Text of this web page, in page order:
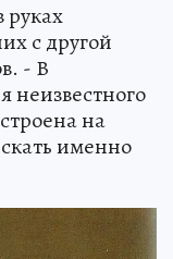
руках
с другой
- В
неизвестного
на
именно